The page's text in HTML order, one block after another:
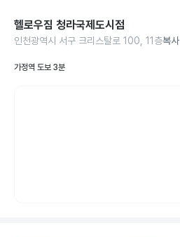
헬로우짐 청라국제도시점
인천광역시 서구 크리스탈로 100, 11층복사
가정역 도보 3분